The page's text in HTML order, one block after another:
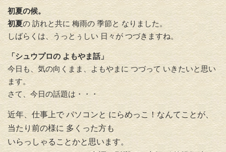
初夏の候。
初夏の 訪れと共に 梅雨の 季節と なりました。
しばらくは、うっとぅしい 日々が つづきますね。
「シュウプロの よもやま話」
今日も、気の向くまま、よもやまに つづって いきたいと思い
ます。
さて、今日の話題は・・・
近年、仕事上で パソコンと にらめっこ！なんてことが、
当たり前の様に 多くった方も
いらっしゃることかと思います。